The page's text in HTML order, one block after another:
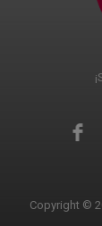
Copyright ©